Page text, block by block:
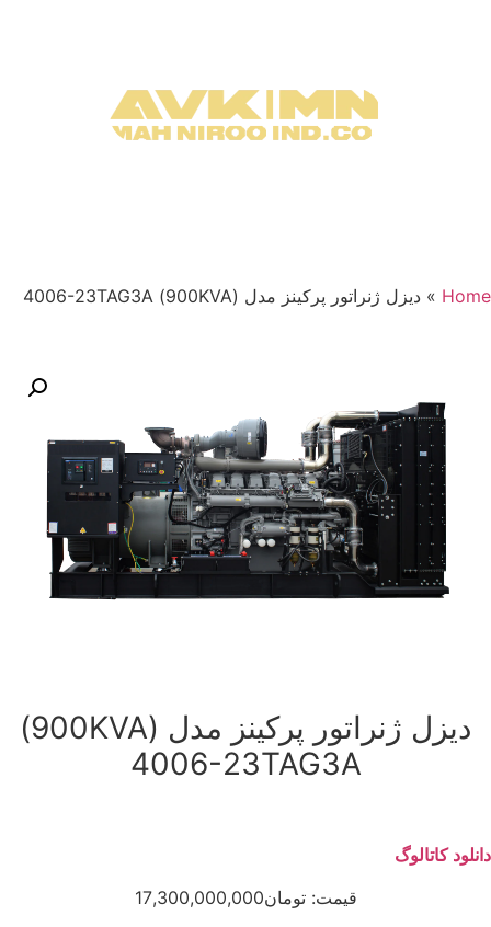
Home
» دیزل ژنراتور پرکینز مدل (900KVA) 4006-23TAG3A
دیزل ژنراتور پرکینز مدل (900KVA)
4006-23TAG3A
دانلود کاتالوگ
قیمت:تومان17,300,000,000